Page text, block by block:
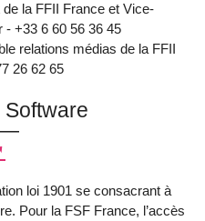
la FFII France et Vice-
- +33 6 60 56 36 45
relations médias de la FFII
26 62 65
—
loi 1901 se consacrant à
Pour la FSF France, l’accès